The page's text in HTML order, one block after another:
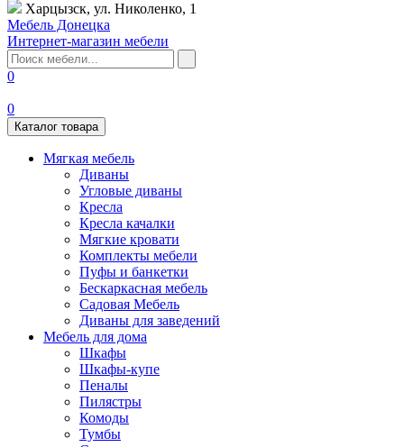
Харцызск, ул. Николенко, 1
Мебель Донецка
Интернет-магазин мебели
0
0
Каталог товара
Мягкая мебель
Диваны
Угловые диваны
Кресла
Кресла качалки
Мягкие кровати
Комплекты мебели
Пуфы и банкетки
Бескаркасная мебель
Садовая Мебель
Диваны для заведений
Мебель для дома
Шкафы
Шкафы-купе
Пеналы
Пилястры
Комоды
Тумбы